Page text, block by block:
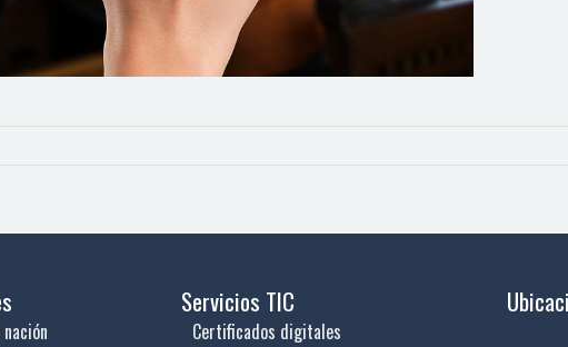
Servicios TIC
Certificados digitales